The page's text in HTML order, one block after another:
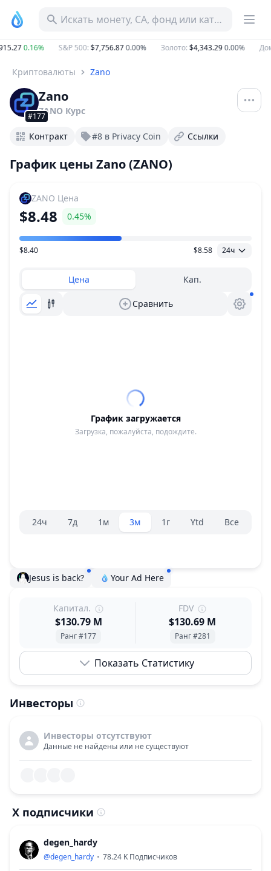
Искать монету, CA, фонд или категорию
0.16% S&P 500:$7,756.870.00% Золото:$4,343.290.00%
Криптовалюты Zano
#177
Zano
ZANO Курс
Контракт #8 в Privacy Coin Ссылки
График цены Zano (ZANO)
ZANO Цена
$8.48 0.45%
Ценовой диапазон
$8.40 $8.58 24ч
Цена Кап.
Сравнить
График загружается
Загрузка, пожалуйста, подождите.
Селектор диапазона.
24ч 7д 1м 3м 1г Ytd Все
Jesus is back? Your Ad Here
Капитал.
$130.79 M
Ранг #177
FDV
$130.69 M
Ранг #281
Показать Статистику
Инвесторы
Инвесторы отсутствуют
Данные не найдены или не существуют
X подписчики
degen_hardy
@degen_hardy 78.24 K Подписчиков